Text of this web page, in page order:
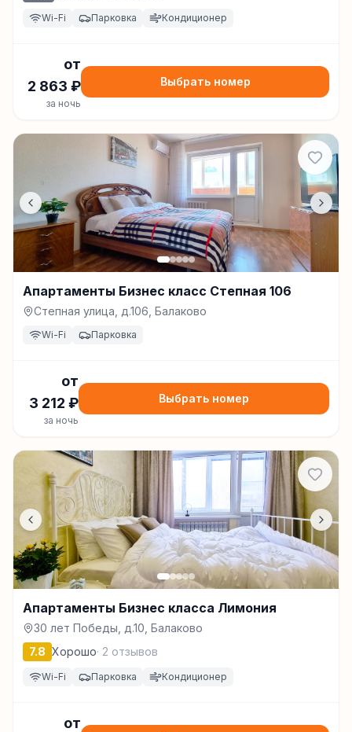
Wi-Fi Парковка Кондиционер
от
2 863 ₽
за ночь
Выбрать номер
Апартаменты Бизнес класс Степная 106
Степная улица, д.106, Балаково
Wi-Fi Парковка
от
3 212 ₽
за ночь
Выбрать номер
Апартаменты Бизнес класса Лимония
30 лет Победы, д.10, Балаково
7.8 Хорошо· 2 отзывов
Wi-Fi Парковка Кондиционер
от